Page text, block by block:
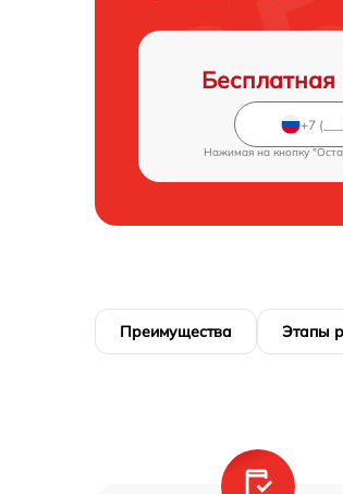
Бесплатная
Нажимая на кнопку
Преимущества Этапы